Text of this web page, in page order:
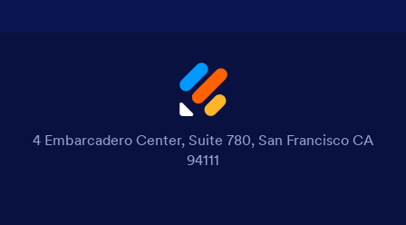
4 Embarcadero Center, Suite 780, San Francisco CA
94111